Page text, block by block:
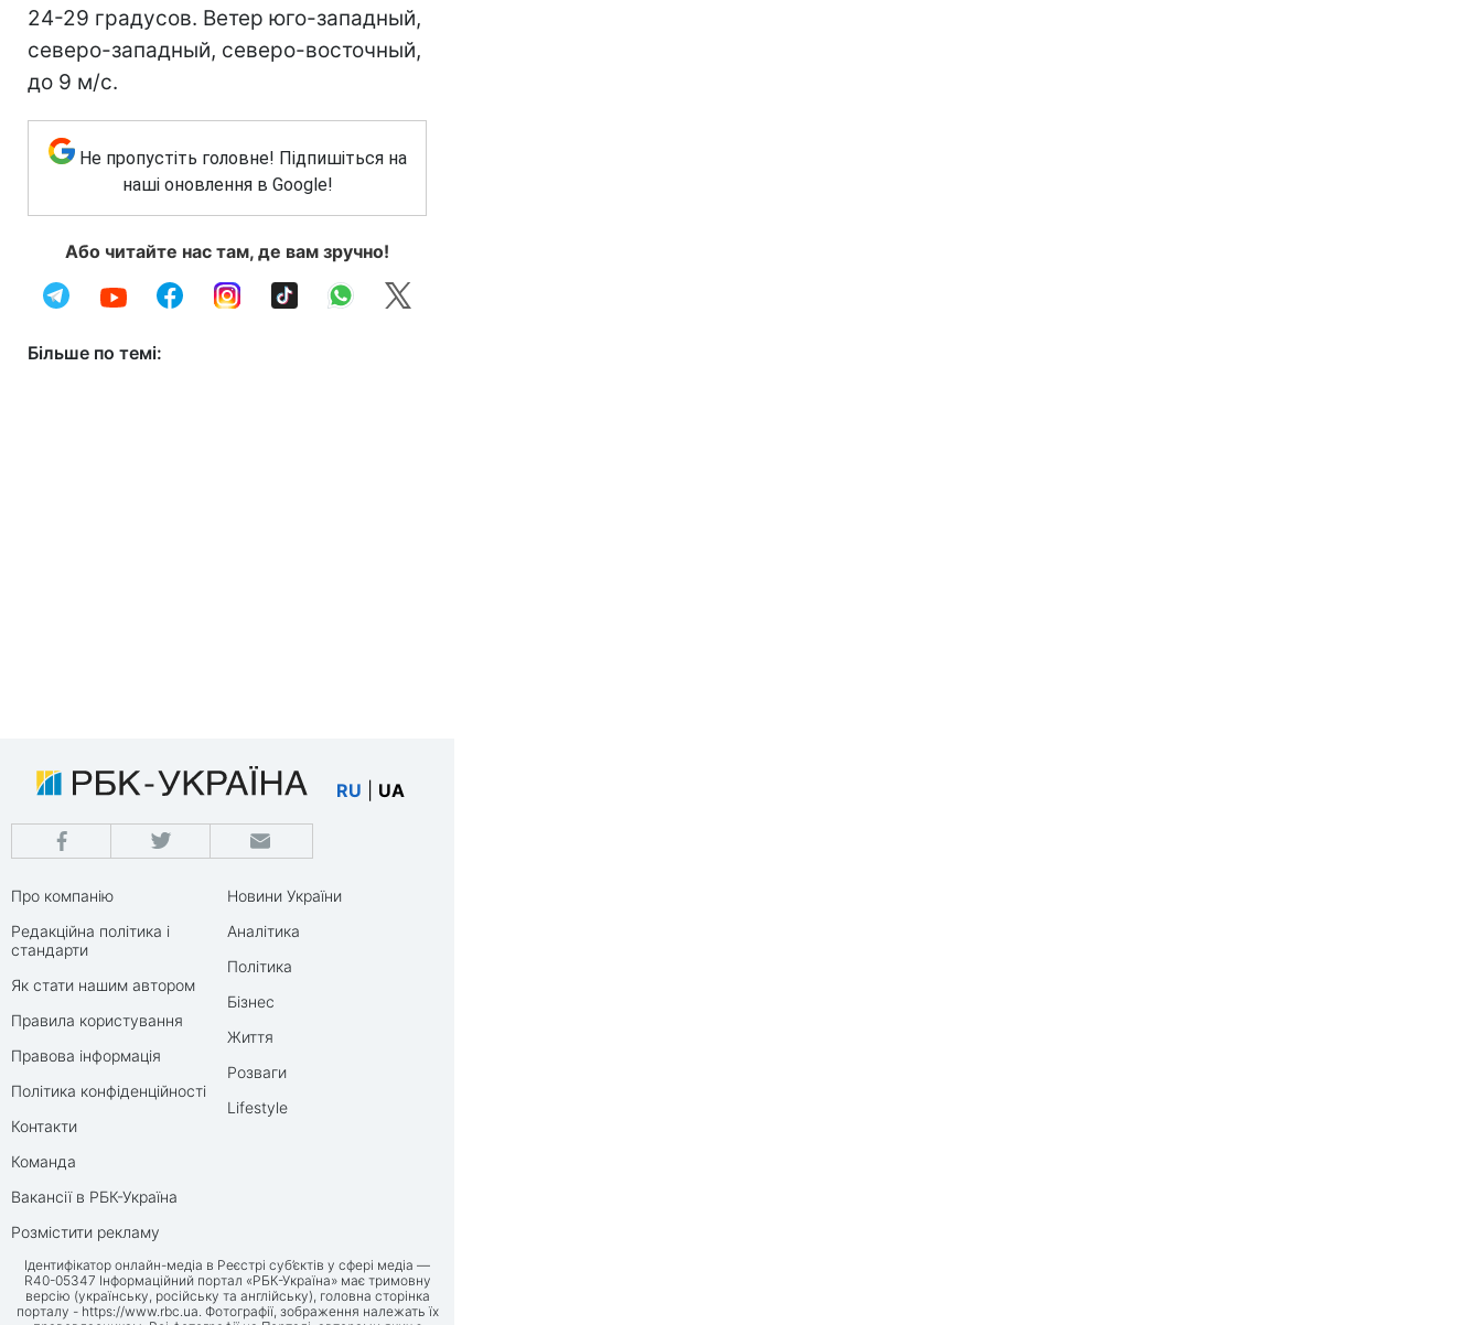
24-29 градусов. Ветер юго-западный,
северо-западный, северо-восточный,
до 9 м/с.
Не пропустіть головне! Підпишіться на
наші оновлення в Google!
Або читайте нас там, де вам зручно!
Більше по темі:
RU UA
Про компанію
Редакційна політика і
стандарти
Як стати нашим автором
Правила користування
Правова інформація
Політика конфіденційності
Контакти
Команда
Вакансії в РБК-Україна
Розмістити рекламу
Новини України
Аналітика
Політика
Бізнес
Життя
Розваги
Lifestyle
Ідентифікатор онлайн-медіа в Реєстрі суб’єктів у сфері медіа —
R40-05347 Інформаційний портал «РБК-Україна» має тримовну
версію (українську, російську та англійську), головна сторінка
порталу - https://www.rbc.ua. Фотографії, зображення належать їх